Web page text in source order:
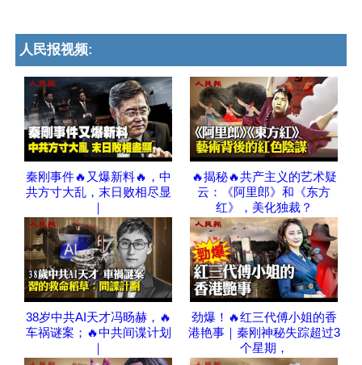
人民报视频:
秦刚事件🔥又爆新料🔥，中
共方寸大乱，末日败相尽显
｜
🔥揭秘🔥共产主义的艺术疑
云：《阿里郎》和《东方
红》，美化独裁？
38岁中共AI天才冯旸赫，🔥
车祸谜案；🔥中共间谍计划
｜
劲爆！🔥红三代傅小姐的香
港艳事｜秦刚神秘失踪超过3
个星期，